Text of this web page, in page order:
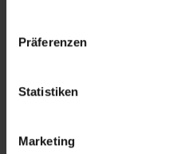
Präferenzen
Statistiken
Marketing